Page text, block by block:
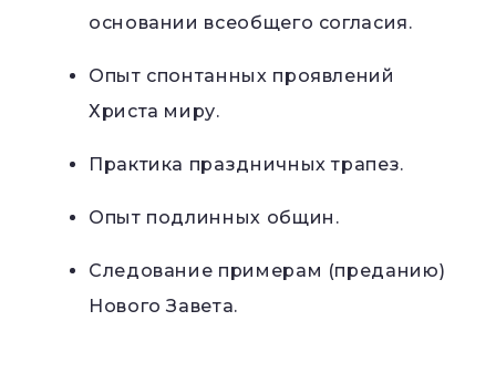
основании всеобщего согласия.
Опыт спонтанных проявлений
Христа миру.
Практика праздничных трапез.
Опыт подлинных общин.
Следование примерам (преданию)
Нового Завета.